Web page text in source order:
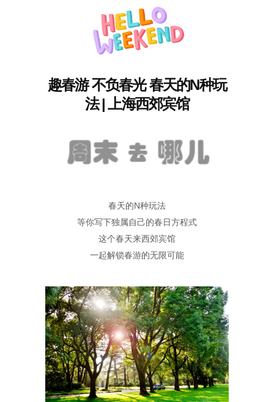
趣春游 不负春光 春天的N种玩
法 | 上海西郊宾馆
春天的N种玩法
等你写下独属自己的春日方程式
这个春天来西郊宾馆
一起解锁春游的无限可能